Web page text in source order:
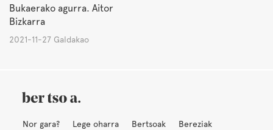
Bukaerako agurra. Aitor
Bizkarra
2021-11-27 Galdakao
Nor gara? Lege oharra Bertsoak
Bereziak